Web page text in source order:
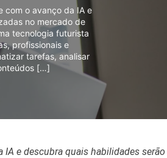
com o avanço da IA e
no mercado de
tecnologia futurista
profissionais e
tarefas, analisar
[…]
e descubra quais habilidades serão